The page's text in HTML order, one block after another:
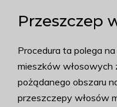
Przeszczep
Procedura ta polega
mieszków włosowych
pożądanego obszaru
przeszczepy włosów